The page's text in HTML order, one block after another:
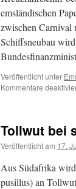
emsländischen
zwischen Carnival
Schiffsneubau
Veröffentlicht unter
Kommentare
Tollwut bei
Veröffentlicht am 17.
Aus Südafrika
pusillus) an